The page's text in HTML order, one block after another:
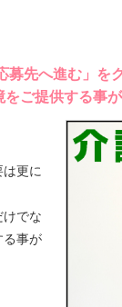
先へ進む」を
ご提供する事が
更に
でな
る事が